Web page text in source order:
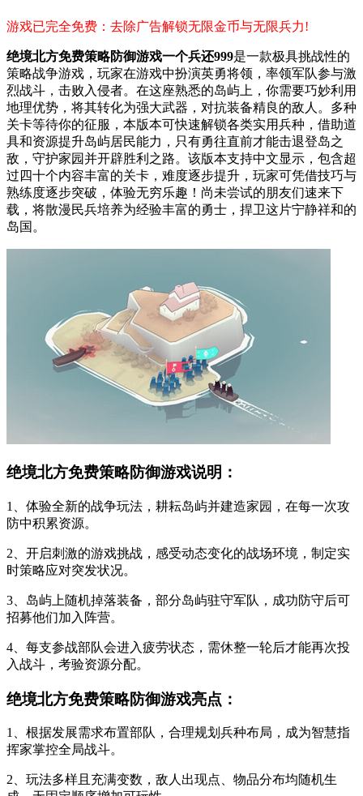
游戏已完全免费：去除广告解锁无限金币与无限兵力!
绝境北方免费策略防御游戏一个兵还999是一款极具挑战性的
策略战争游戏，玩家在游戏中扮演英勇将领，率领军队参与激
烈战斗，击败入侵者。在这座熟悉的岛屿上，你需要巧妙利用
地理优势，将其转化为强大武器，对抗装备精良的敌人。多种
关卡等待你的征服，本版本可快速解锁各类实用兵种，借助道
具和资源提升岛屿居民能力，只有勇往直前才能击退登岛之
敌，守护家园并开辟胜利之路。该版本支持中文显示，包含超
过四十个内容丰富的关卡，难度逐步提升，玩家可凭借技巧与
熟练度逐步突破，体验无穷乐趣！尚未尝试的朋友们速来下
载，将散漫民兵培养为经验丰富的勇士，捍卫这片宁静祥和的
岛国。
绝境北方免费策略防御游戏说明：
1、体验全新的战争玩法，耕耘岛屿并建造家园，在每一次攻
防中积累资源。
2、开启刺激的游戏挑战，感受动态变化的战场环境，制定实
时策略应对突发状况。
3、岛屿上随机掉落装备，部分岛屿驻守军队，成功防守后可
招募他们加入阵营。
4、每支参战部队会进入疲劳状态，需休整一轮后才能再次投
入战斗，考验资源分配。
绝境北方免费策略防御游戏亮点：
1、根据发展需求布置部队，合理规划兵种布局，成为智慧指
挥家掌控全局战斗。
2、玩法多样且充满变数，敌人出现点、物品分布均随机生